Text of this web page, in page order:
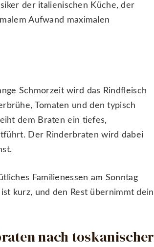
der italienischen Küche, der
Aufwand maximalen
Schmorzeit wird das Rindfleisch
Tomaten und den typisch
dem Braten ein tiefes,
Der Rinderbraten wird dabei
Familienessen am Sonntag
kurz, und den Rest übernimmt dein
nach toskanischer